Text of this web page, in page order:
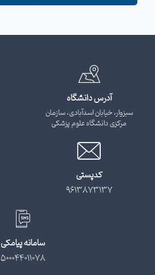
آدرس دانشگاه
سبزوار، خیابان اسدآبادی، سازمان
مرکزی دانشگاه علوم پزشکی
کدپستی
9613873137
سامانه پیامکی
500044011078